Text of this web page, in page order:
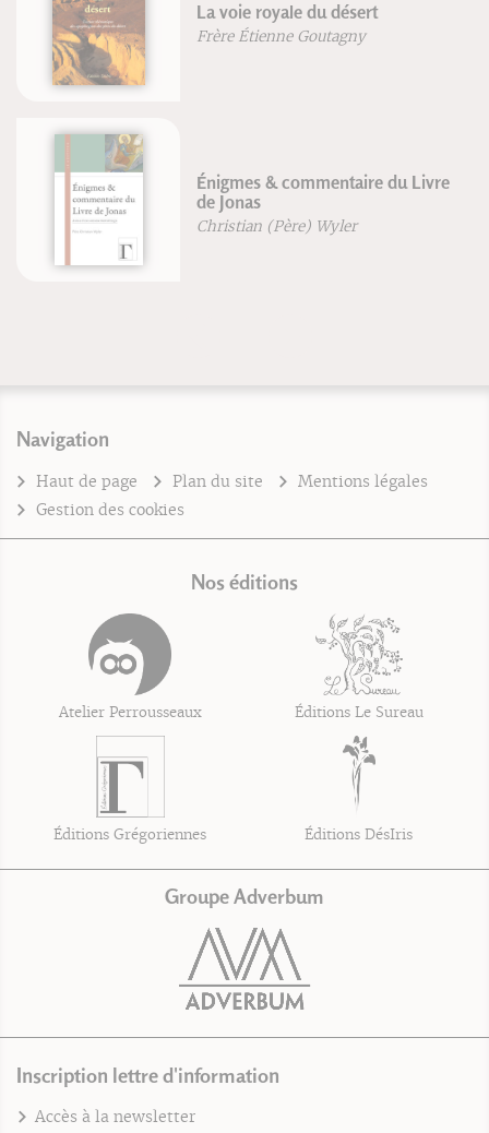
La voie royale du désert
Frère Étienne Goutagny
Énigmes & commentaire du Livre
de Jonas
Christian (Père) Wyler
Navigation
Haut de page Plan du site
Mentions légales
Gestion des cookies
Nos éditions
Atelier Perrousseaux Éditions Le Sureau
Éditions Grégoriennes Éditions DésIris
Groupe Adverbum
Inscription lettre d'information
Accès à la newsletter